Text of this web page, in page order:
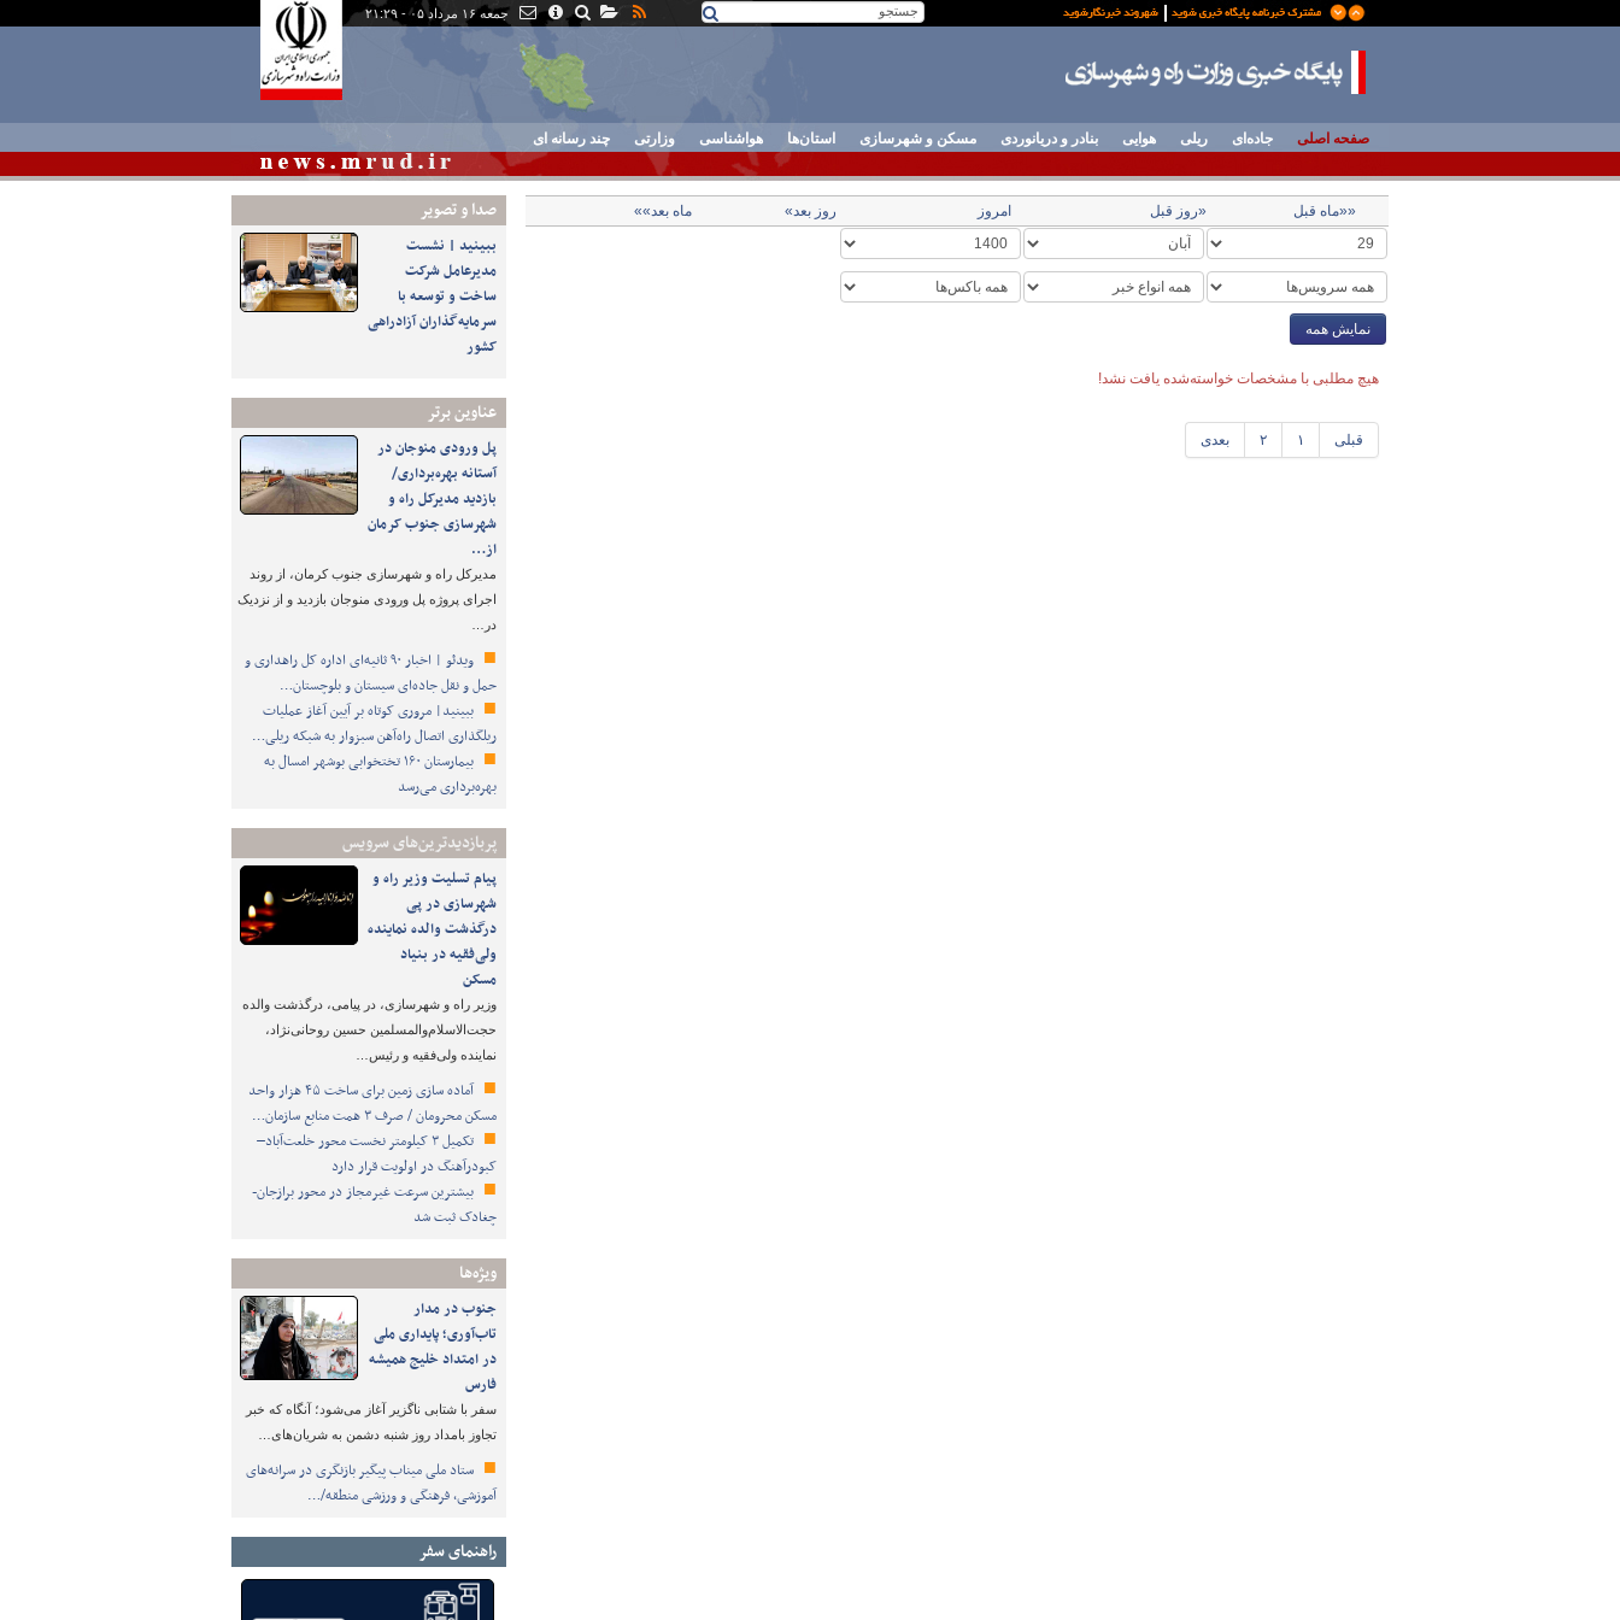
جمعه ۱۶ مرداد ۰۵ - ۲۱:۲۹
صفحه اصلی جاده‌ای ریلی هوایی بنادر و دریانوردی مسکن و شهرسازی استان‌ها هواشناسی وزارتی چند رسانه ای
صدا و تصوير
ببینید | نشست
مدیرعامل شرکت
ساخت و توسعه با
سرمایه‌گذاران آزادراهی
کشور
عناوین برتر
پل ورودی منوجان در
آستانه بهره‌برداری/
بازدید مدیرکل راه و
شهرسازی جنوب کرمان
از…
مدیرکل راه و شهرسازی جنوب کرمان، از روند
اجرای پروژه پل ورودی منوجان بازدید و از نزدیک
در…
ویدئو | اخبار ۹۰ ثانیه‌ای اداره کل راهداری و
حمل و نقل جاده‌ای سیستان و بلوچستان…
ببینید| مروری کوتاه بر آیین آغاز عملیات
ریلگذاری اتصال راه‌آهن سبزوار به شبکه ریلی…
بیمارستان ۱۶۰ تختخوابی بوشهر امسال به
بهره‌برداری می‌رسد
پربازدیدترین‌های سرویس
پیام تسلیت وزیر راه و
شهرسازی در پی
درگذشت والده نماینده
ولی‌فقیه در بنیاد
مسکن
وزیر راه و شهرسازی، در پیامی، درگذشت والده
حجت‌الاسلام‌والمسلمین حسین روحانی‌نژاد،
نماینده ولی‌فقیه و رئیس…
آماده سازی زمین برای ساخت ۴۵ هزار واحد
مسکن محرومان / صرف ۳ همت منابع سازمان…
تکمیل ۳ کیلومتر نخست محور خلعت‌آباد–
کبودرآهنگ در اولویت قرار دارد
بیشترین سرعت غیرمجاز در محور برازجان-
چغادک ثبت شد
ویژه‌ها
جنوب در مدار
تاب‌آوری؛ پایداری ملی
در امتداد خلیج همیشه
فارس
سفر با شتابی ناگزیر آغاز می‌شود؛ آنگاه که خبر
تجاوز بامداد روز شنبه دشمن به شریان‌های…
ستاد ملی میناب پیگیر بازنگری در سرانه‌های
آموزشی، فرهنگی و ورزشی منطقه/…
راهنمای سفر
««ماه قبل «روز قبل امروز روز بعد» ماه بعد»»
نمایش همه
هیچ مطلبی با مشخصات خواسته‌شده یافت نشد!
قبلی ۱ ۲ بعدی